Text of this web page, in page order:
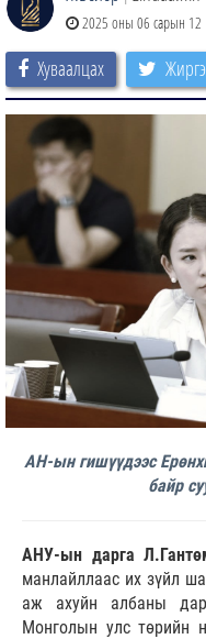
2025 оны 06 сарын 12
Хуваалцах
АН-ын гишүүдээс
байр
АНУ-ын дарга
манлайллаас их зүйл
аж ахуйн албаны
Монголын улс төрийн